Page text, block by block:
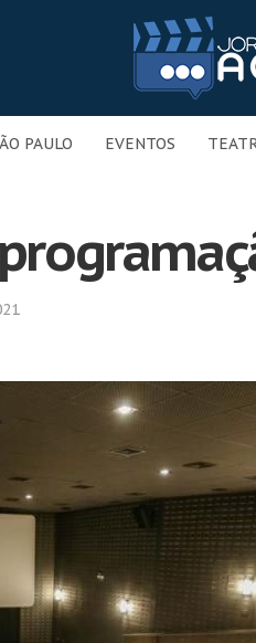
PAULO EVENTOS